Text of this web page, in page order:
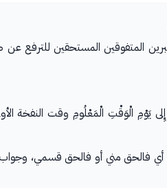
المتفوقين المستحقين للترفع
يَوْمِ الْوَقْتِ الْمَعْلُومِ وقت النفخة
أي فالحق مني أو فالحق قسمي،